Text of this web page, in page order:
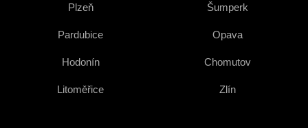
Plzeň Šumperk
Pardubice Opava
Hodonín Chomutov
Litoměřice Zlín